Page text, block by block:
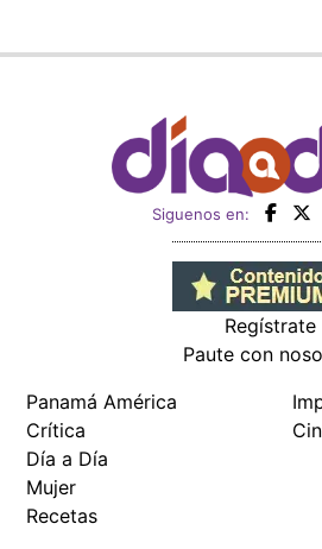
Siguenos en:
Regístrate
Paute con
Panamá América
Crítica
Día a Día
Mujer
Recetas